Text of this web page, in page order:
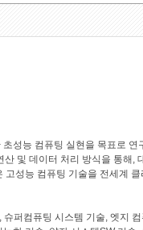
성능 컴퓨팅 실현을 목표로 연
및 데이터 처리 방식을 통해,
성능 컴퓨팅 기술을 전세계
퍼컴퓨팅 시스템 기술, 엣지 컴